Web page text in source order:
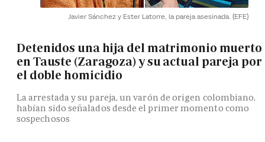
Javier Sánchez y Ester Latorre, la pareja asesinada. (EFE)
Detenidos una hija del matrimonio muerto
en Tauste (Zaragoza) y su actual pareja por
el doble homicidio
La arrestada y su pareja, un varón de origen colombiano,
habían sido señalados desde el primer momento como
sospechosos